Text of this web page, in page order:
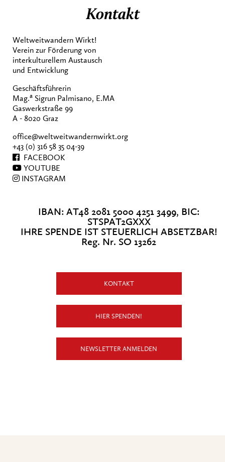
Kontakt
Weltweitwandern Wirkt!
Verein zur Förderung von
interkulturellem Austausch
und Entwicklung
Geschäftsführerin
Mag.a Sigrun Palmisano, E.MA
Gaswerkstraße 99
A - 8020 Graz
office@weltweitwandernwirkt.org
+43 (0) 316 58 35 04-39
FACEBOOK
YOUTUBE
INSTAGRAM
IBAN: AT48 2081 5000 4251 3499, BIC:
STSPAT2GXXX
IHRE SPENDE IST STEUERLICH ABSETZBAR!
Reg. Nr. SO 13262
KONTAKT
HIER SPENDEN!
NEWSLETTER ANMELDEN